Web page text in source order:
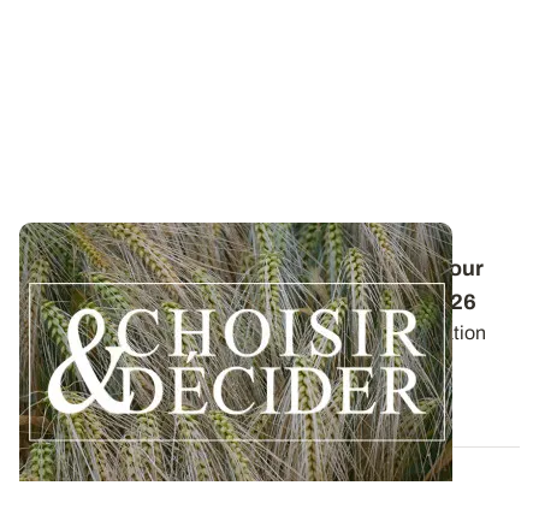
Conduite des orges d'hiver : des guides pour
réussir ses interventions au printemps 2026
Retrouvez les préconisations en matière de fertilisation
azotée et de protection des orges...
12 DÉC. 2025